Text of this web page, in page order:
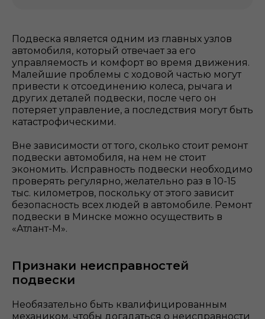
Подвеска является одним из главных узлов
автомобиля, который отвечает за его
управляемость и комфорт во время движения.
Малейшие проблемы с ходовой частью могут
привести к отсоединению колеса, рычага и
других деталей подвески, после чего он
потеряет управление, а последствия могут быть
катастрофическими.
Вне зависимости от того, сколько стоит ремонт
подвески автомобиля, на нем не стоит
экономить. Исправность подвески необходимо
проверять регулярно, желательно раз в 10-15
тыс. километров, поскольку от этого зависит
безопасность всех людей в автомобиле. Ремонт
подвески в Минске можно осуществить в
«Атлант-М».
Признаки неисправностей
подвески
Необязательно быть квалифицированным
механиком, чтобы догадаться о неисправности